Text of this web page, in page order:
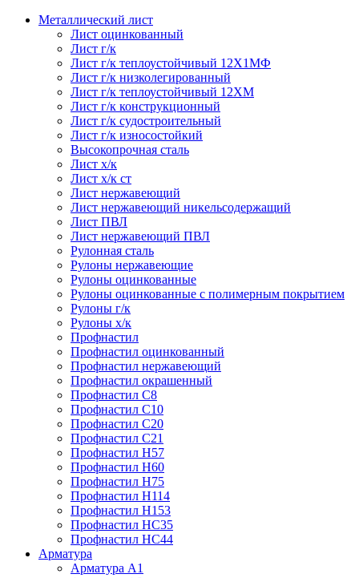
Металлический лист
Лист оцинкованный
Лист г/к
Лист г/к теплоустойчивый 12Х1МФ
Лист г/к низколегированный
Лист г/к теплоустойчивый 12ХМ
Лист г/к конструкционный
Лист г/к судостроительный
Лист г/к износостойкий
Высокопрочная сталь
Лист х/к
Лист х/к ст
Лист нержавеющий
Лист нержавеющий никельсодержащий
Лист ПВЛ
Лист нержавеющий ПВЛ
Рулонная сталь
Рулоны нержавеющие
Рулоны оцинкованные
Рулоны оцинкованные с полимерным покрытием
Рулоны г/к
Рулоны х/к
Профнастил
Профнастил оцинкованный
Профнастил нержавеющий
Профнастил окрашенный
Профнастил С8
Профнастил С10
Профнастил С20
Профнастил С21
Профнастил Н57
Профнастил Н60
Профнастил Н75
Профнастил Н114
Профнастил Н153
Профнастил НС35
Профнастил НС44
Арматура
Арматура А1